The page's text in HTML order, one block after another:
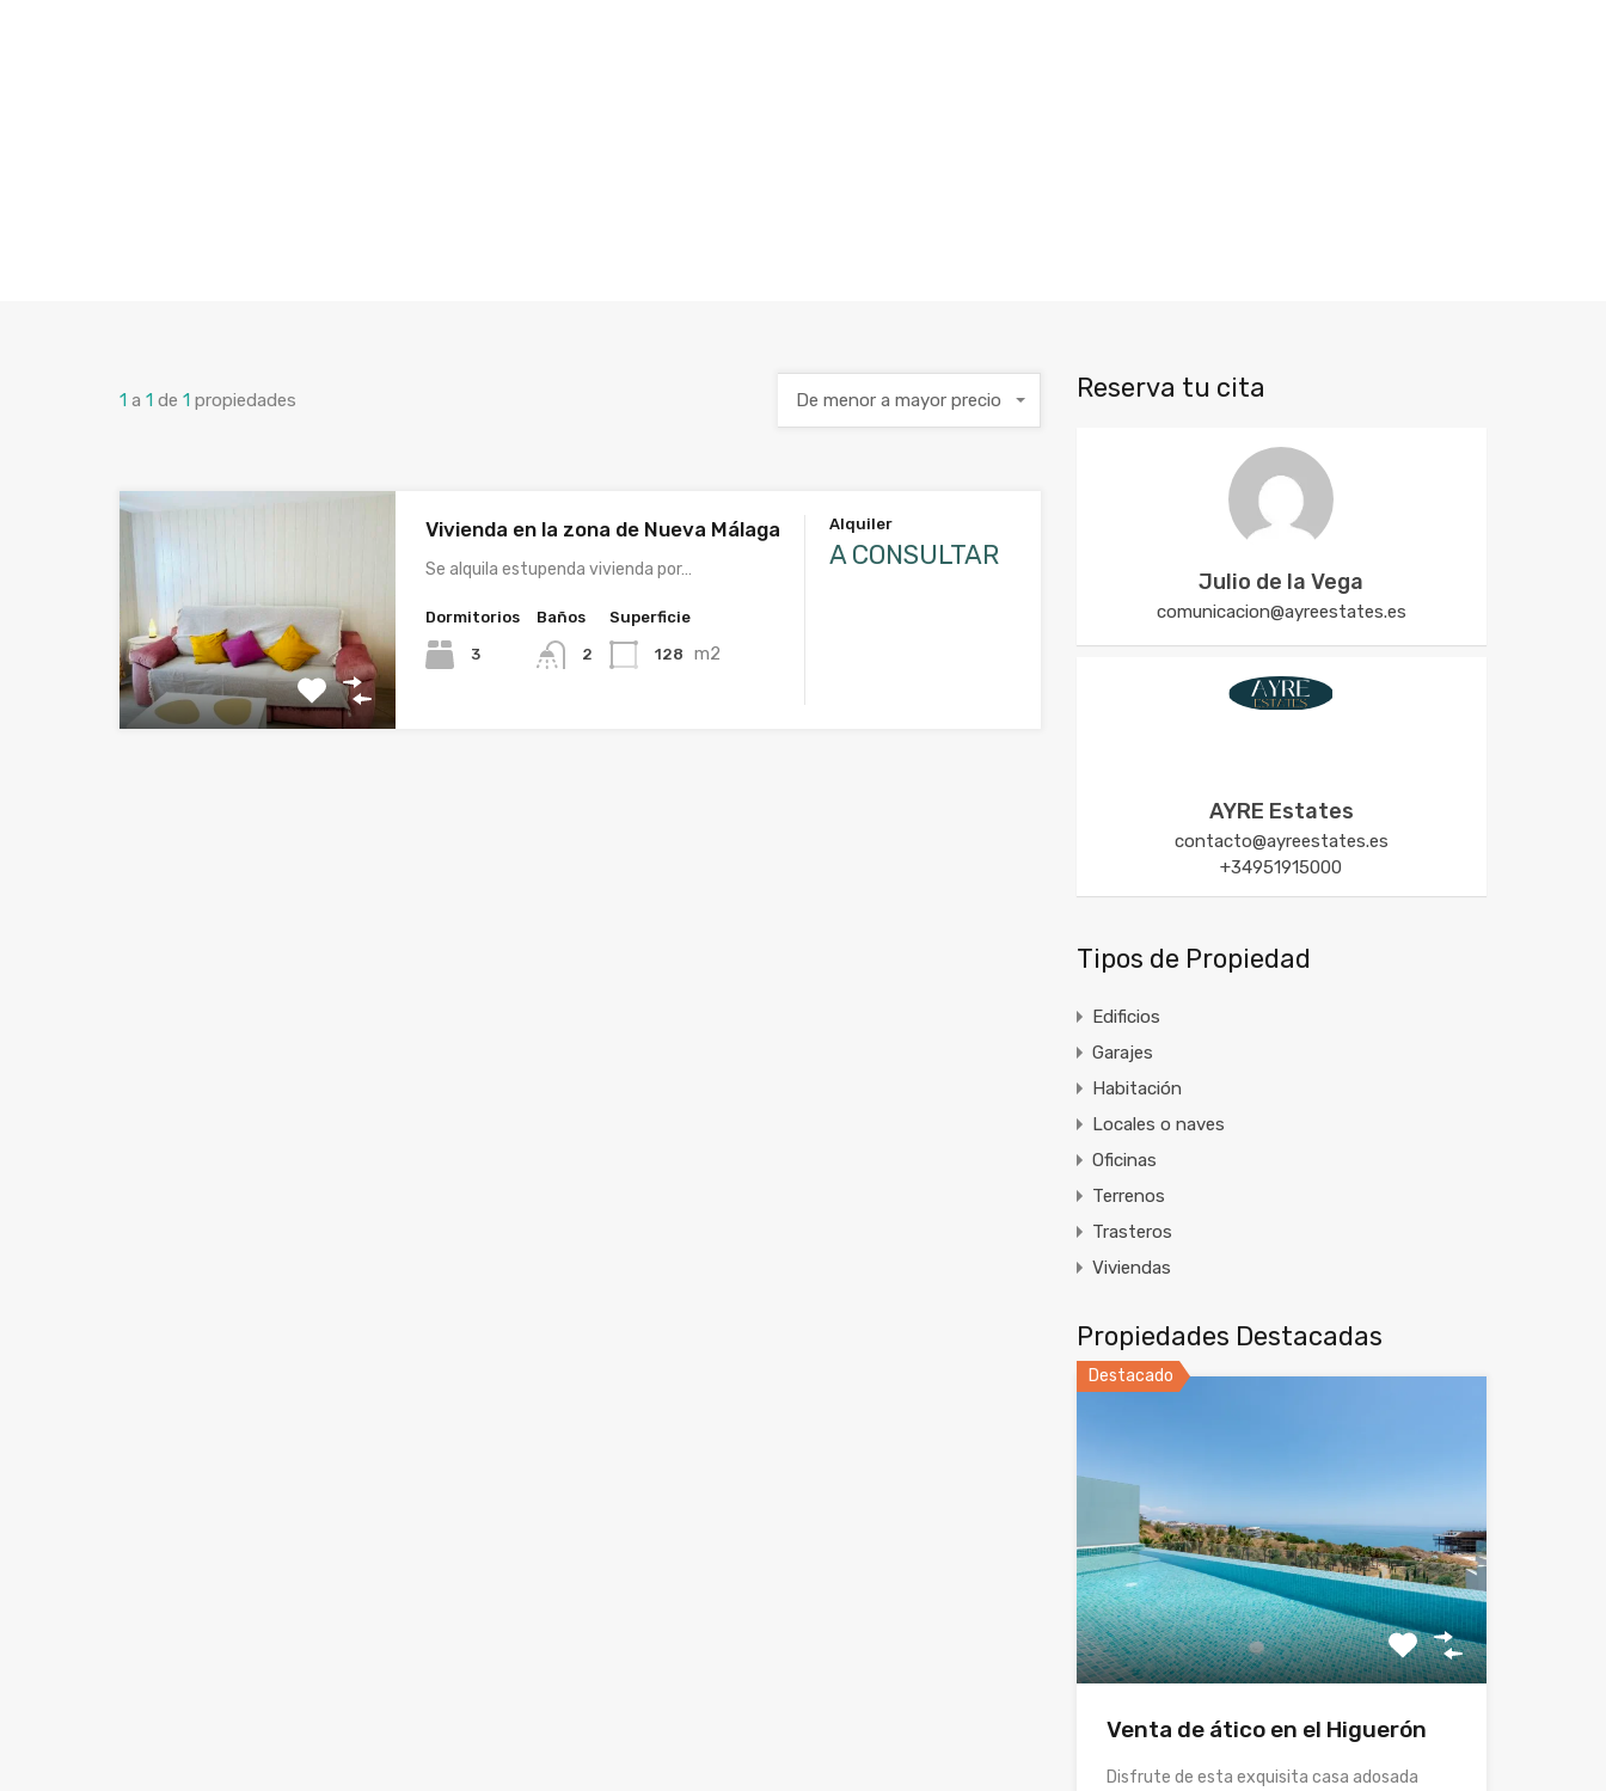
1 a 1 de 1 propiedades De menor a mayor precio
Vivienda en la zona de Nueva Málaga
Se alquila estupenda vivienda por…
Dormitorios
3
Baños
2
Superficie
128 m2
Alquiler
A CONSULTAR
Reserva tu cita
Julio de la Vega
comunicacion@ayreestates.es
AYRE Estates
contacto@ayreestates.es
+34951915000
Tipos de Propiedad
Edificios
Garajes
Habitación
Locales o naves
Oficinas
Terrenos
Trasteros
Viviendas
Propiedades Destacadas
Destacado
Venta de ático en el Higuerón
Disfrute de esta exquisita casa adosada